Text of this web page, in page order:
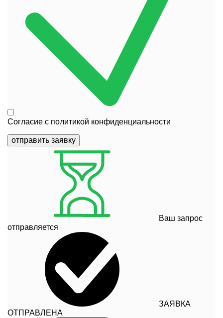
Согласие с политикой конфиденциальности
отправить заявку
Ваш запрос
отправляется
ЗАЯВКА
ОТПРАВЛЕНА